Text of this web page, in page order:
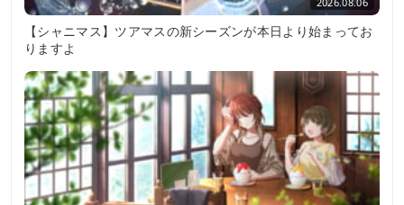
【シャニマス】ツアマスの新シーズンが本日より始まってお
りますよ